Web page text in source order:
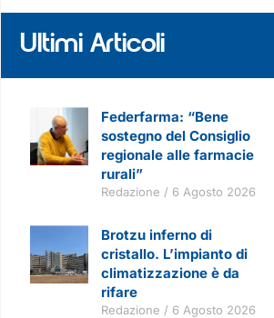
Ultimi Articoli
Federfarma: “Bene
sostegno del Consiglio
regionale alle farmacie
rurali”
Redazione 6 Agosto 2026
Brotzu inferno di
cristallo. L’impianto di
climatizzazione è da
rifare
Redazione 6 Agosto 2026